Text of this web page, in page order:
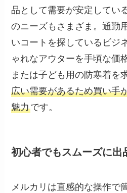
品として需要が安定してい
のニーズもさまざま。通勤
いコートを探しているビジ
ゃれなアウターを手頃な価
または子ども用の防寒着を
広い需要があるため買い手
魅力です。
初心者でもスムーズに出
メルカリは直感的な操作で